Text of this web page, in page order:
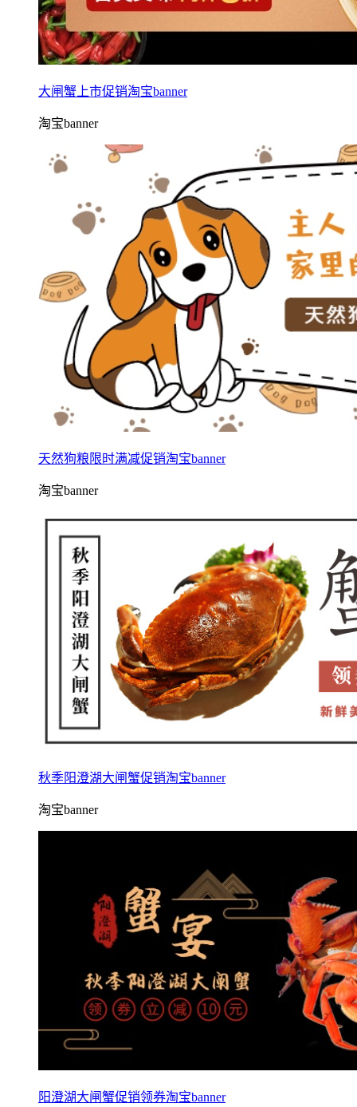
大闸蟹上市促销淘宝banner
淘宝banner
天然狗粮限时满减促销淘宝banner
淘宝banner
秋季阳澄湖大闸蟹促销淘宝banner
淘宝banner
阳澄湖大闸蟹促销领券淘宝banner